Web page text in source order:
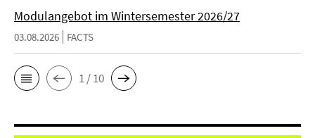
Modulangebot im Wintersemester 2026/27
03.08.2026 FACTS
1 / 10